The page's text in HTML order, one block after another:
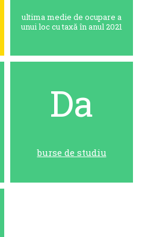
ultima medie de ocupare a
unui loc cu taxă în anul 2021
Da
burse de studiu